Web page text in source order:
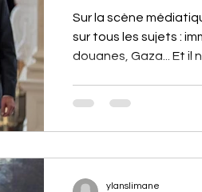
Sur la scène
sur tous les sujets :
douanes, Gaza... Et il
ylanslimane